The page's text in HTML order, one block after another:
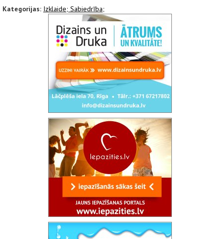
Kategorijas: Izklaide; Sabiedrība;